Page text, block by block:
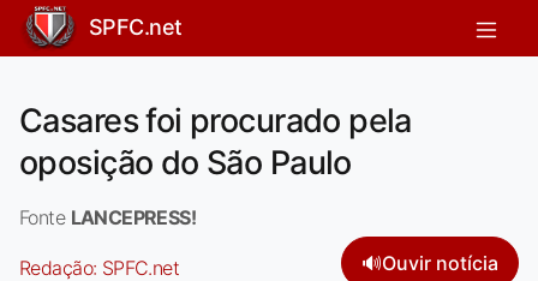
SPFC.net
Casares foi procurado pela
oposição do São Paulo
Fonte LANCEPRESS!
Redação: SPFC.net 🔊Ouvir notícia